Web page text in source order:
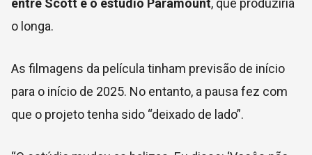
entre Scott e o estúdio Paramount, que produziria
o longa.
As filmagens da película tinham previsão de início
para o início de 2025. No entanto, a pausa fez com
que o projeto tenha sido “deixado de lado”.